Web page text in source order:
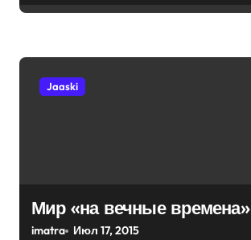
Jaaski
Мир «на вечные времена»
imatra Июл 17, 2015